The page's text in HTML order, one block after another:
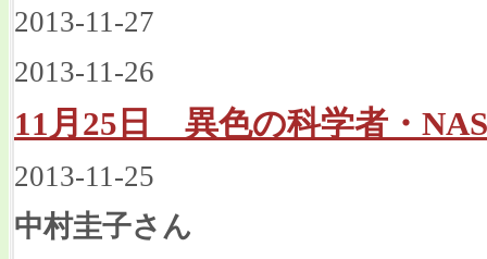
2013-11-27
2013-11-26
11月25日 異色の科学者・
2013-11-25
中村圭子さん